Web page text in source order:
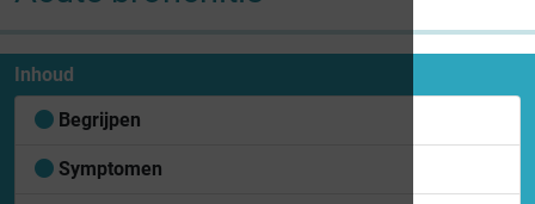
Inhoud
Begrijpen
Symptomen